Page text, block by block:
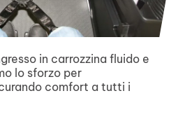
in carrozzina fluido e
lo sforzo per
comfort a tutti i